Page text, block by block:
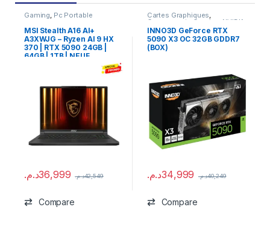
Gaming, Pc Portable
MSI Stealth A16 AI+
A3XWJG – Ryzen AI 9 HX
370 | RTX 5090 24GB |
64GB | 1TB | NEUF
36,999د.م. 42,549د.م.
Compare
Cartes Graphiques,
Composants Gaming NVIDIA
INNO3D GeForce RTX
5090 X3 OC 32GB GDDR7
(BOX)
34,999د.م. 40,249د.م.
Compare